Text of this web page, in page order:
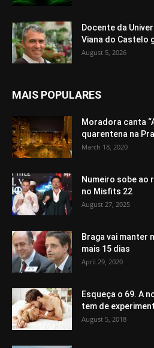
Docente da
Viana do Castelo
August 5, 2026
MAIS POPULARES
Moradora canta
quarentena na
March 18, 2020
Numeiro sobe ao
no Misfits 22
August 27, 2025
Braga vai manter
mais 15 dias
April 29, 2020
Esqueça o 69. A
tem de
August 5, 2018